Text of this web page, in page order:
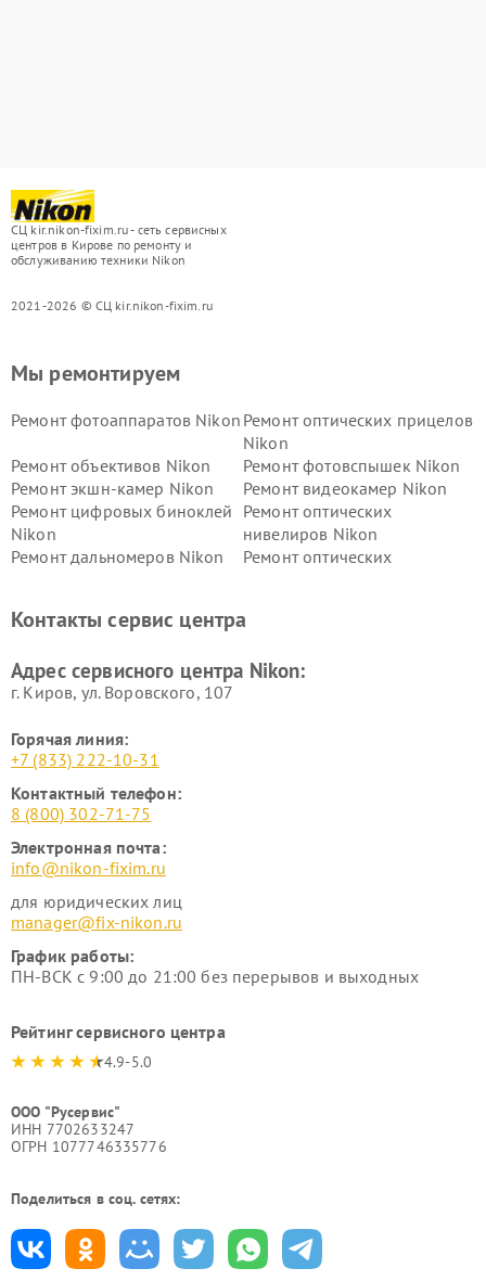
СЦ kir.nikon-fixim.ru - сеть сервисных
центров в Кирове по ремонту и
обслуживанию техники Nikon
2021-2026 © СЦ kir.nikon-fixim.ru
Мы ремонтируем
Ремонт фотоаппаратов Nikon Ремонт оптических прицелов
Nikon
Ремонт объективов Nikon
Ремонт фотовспышек Nikon
Ремонт экшн-камер Nikon
Ремонт видеокамер Nikon
Ремонт цифровых биноклей
Nikon
Ремонт оптических
нивелиров Nikon
Ремонт дальномеров Nikon
Ремонт оптических
Контакты сервис центра
Адрес сервисного центра Nikon:
г. Киров, ул. Воровского, 107
Горячая линия:
+7 (833) 222-10-31
Контактный телефон:
8 (800) 302-71-75
Электронная почта:
info@nikon-fixim.ru
для юридических лиц
manager@fix-nikon.ru
График работы:
ПН-ВСК с 9:00 до 21:00 без перерывов и выходных
Рейтинг сервисного центра
4.9-5.0
ООО "Русервис"
ИНН 7702633247
ОГРН 1077746335776
Поделиться в соц. сетях: